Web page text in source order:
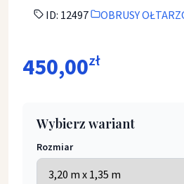
ID: 12497 OBRUSY
450,00zł
Wybierz wariant
Rozmiar